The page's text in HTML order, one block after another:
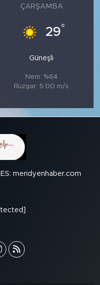
ÇARŞAMBA
29°
Güneşli
Nem: %64
Rüzgar: 5.00 m/s
meridyenhaber.com